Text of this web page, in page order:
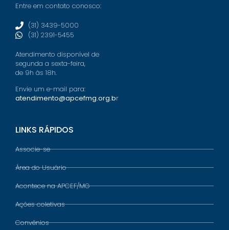
Entre em contato conosco:
(31) 3439-5000
(31) 2391-5455
Atendimento disponível de
segunda a sexta-feira,
de 9h às 18h.
Envie um e-mail para:
atendimento@apcefmg.org.br
LINKS RÁPIDOS
Associe-se
Área do Usuário
Acontece na APCEF/MG
Ações coletivas
Convênios